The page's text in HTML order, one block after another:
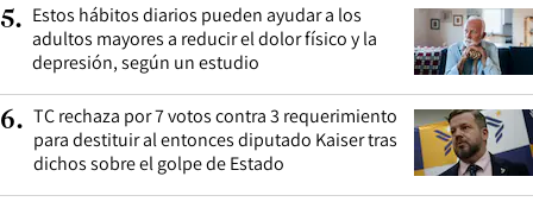
5. Estos hábitos diarios pueden ayudar a los
adultos mayores a reducir el dolor físico y la
depresión, según un estudio
6. TC rechaza por 7 votos contra 3 requerimiento
para destituir al entonces diputado Kaiser tras
dichos sobre el golpe de Estado